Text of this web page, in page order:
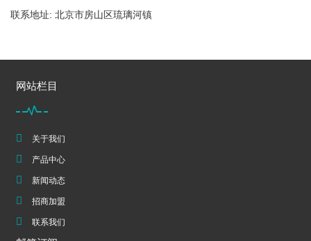
联系地址: 北京市房山区琉璃河镇
网站栏目
关于我们
产品中心
新闻动态
招商加盟
联系我们